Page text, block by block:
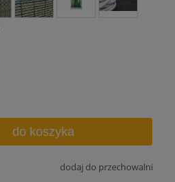
do koszyka
dodaj do przechowalni